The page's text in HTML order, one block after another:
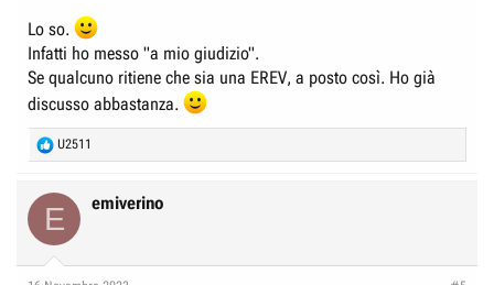
Lo so.
Infatti ho messo "a mio giudizio".
Se qualcuno ritiene che sia una EREV, a posto così. Ho già
discusso abbastanza.
R
e
t
U2511
E emiverino